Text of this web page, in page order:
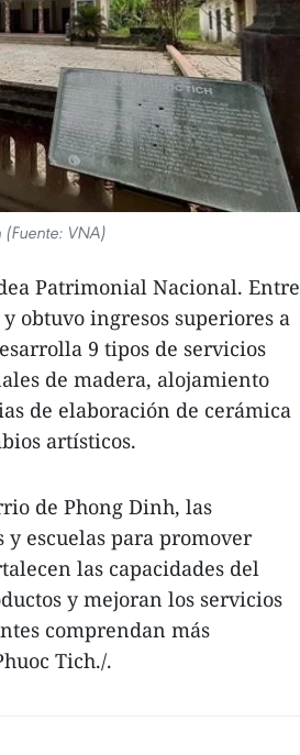
VNA)
Patrimonial Nacional. Entre
obtuvo ingresos superiores a
9 tipos de servicios
de madera, alojamiento
de elaboración de cerámica
artísticos.
de Phong Dinh, las
y escuelas para promover
las capacidades del
y mejoran los servicios
comprendan más
Tich./.